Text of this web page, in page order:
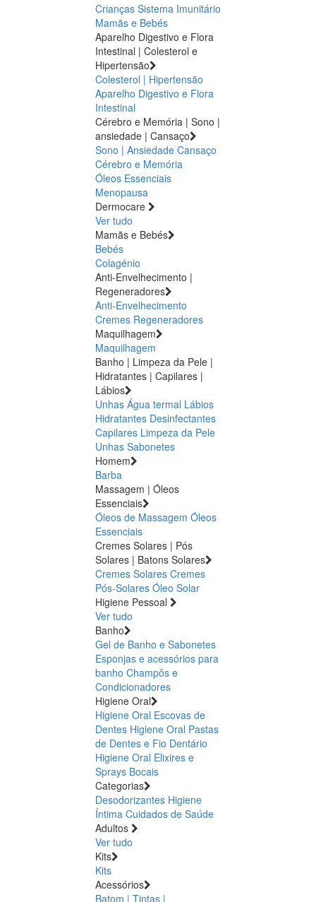
Crianças Sistema Imunitário
Mamãs e Bebés
Aparelho Digestivo e Flora
Intestinal | Colesterol e
Hipertensão
Colesterol | Hipertensão
Aparelho Digestivo e Flora
Intestinal
Cérebro e Memória | Sono |
ansiedade | Cansaço
Sono | Ansiedade Cansaço
Cérebro e Memória
Óleos Essenciais
Menopausa
Dermocare
Ver tudo
Mamãs e Bebés
Bebés
Colagénio
Anti-Envelhecimento |
Regeneradores
Anti-Envelhecimento
Cremes Regeneradores
Maquilhagem
Maquilhagem
Banho | Limpeza da Pele |
Hidratantes | Capilares |
Lábios
Unhas Água termal Lábios
Hidratantes Desinfectantes
Capilares Limpeza da Pele
Unhas Sabonetes
Homem
Barba
Massagem | Óleos
Essenciais
Óleos de Massagem Óleos
Essenciais
Cremes Solares | Pós
Solares | Batons Solares
Cremes Solares Cremes
Pós-Solares Óleo Solar
Higiene Pessoal
Ver tudo
Banho
Gel de Banho e Sabonetes
Esponjas e acessórios para
banho Champôs e
Condicionadores
Higiene Oral
Higiene Oral Escovas de
Dentes Higiene Oral Pastas
de Dentes e Fio Dentário
Higiene Oral Elixires e
Sprays Bocais
Categorias
Desodorizantes Higiene
Íntima Cuidados de Saúde
Adultos
Ver tudo
Kits
Kits
Acessórios
Batom | Tintas |